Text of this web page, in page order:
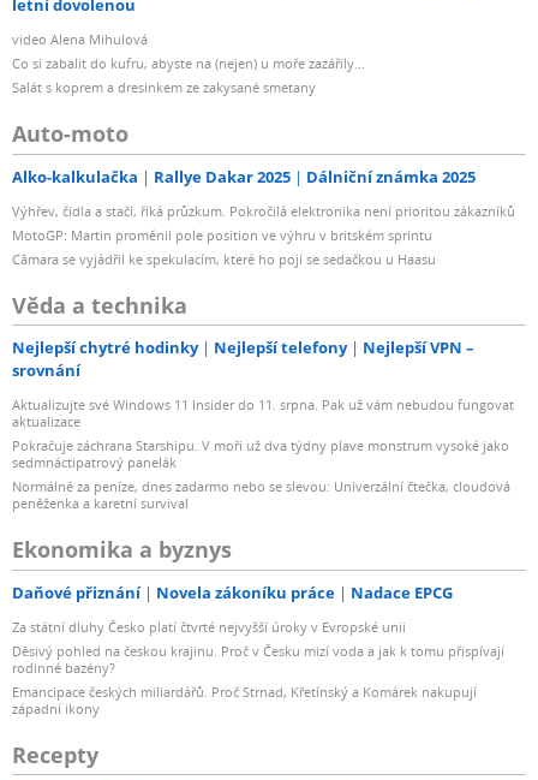
letní dovolenou
video Alena Mihulová
Co si zabalit do kufru, abyste na (nejen) u moře zazářily...
Salát s koprem a dresinkem ze zakysané smetany
Auto-moto
Alko-kalkulačka Rallye Dakar 2025 Dálniční známka 2025
Výhřev, čidla a stačí, říká průzkum. Pokročilá elektronika není prioritou zákazníků
MotoGP: Martin proměnil pole position ve výhru v britském sprintu
Câmara se vyjádřil ke spekulacím, které ho pojí se sedačkou u Haasu
Věda a technika
Nejlepší chytré hodinky Nejlepší telefony
Nejlepší VPN –
srovnání
Aktualizujte své Windows 11 Insider do 11. srpna. Pak už vám nebudou fungovat
aktualizace
Pokračuje záchrana Starshipu. V moři už dva týdny plave monstrum vysoké jako
sedmnáctipatrový panelák
Normálně za peníze, dnes zadarmo nebo se slevou: Univerzální čtečka, cloudová
peněženka a karetní survival
Ekonomika a byznys
Daňové přiznání Novela zákoníku práce Nadace EPCG
Za státní dluhy Česko platí čtvrté nejvyšší úroky v Evropské unii
Děsivý pohled na českou krajinu. Proč v Česku mizí voda a jak k tomu přispívají
rodinné bazény?
Emancipace českých miliardářů. Proč Strnad, Křetínský a Komárek nakupují
západní ikony
Recepty